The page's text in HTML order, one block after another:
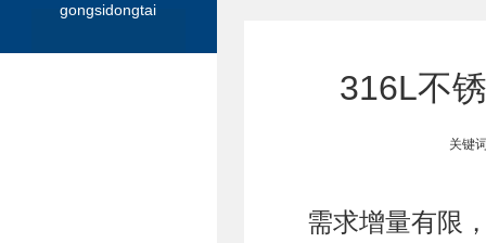
gongsidongtai
316L不
关键
需求增量有限